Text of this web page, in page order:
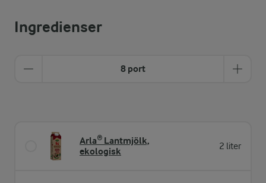
Ingredienser
8 port
Arla® Lantmjölk,
ekologisk
2 liter